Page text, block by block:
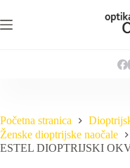
na
sadržaj
Početna stranica
Ženske dioptrijske naočale
ESTEL DIOPTRIJSKI